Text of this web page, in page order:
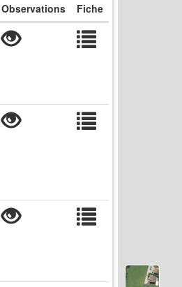
Observations
Fiche